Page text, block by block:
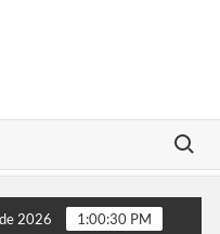
Buscar:
de muerte en faena
2026 1:00:30 PM